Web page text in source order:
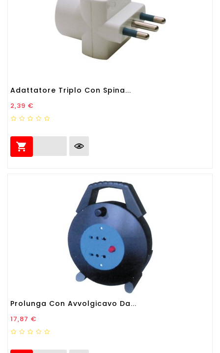
Adattatore Triplo Con Spina...
Prezzo
2,39 €

Prolunga Con Avvolgicavo Da...
Prezzo
17,87 €